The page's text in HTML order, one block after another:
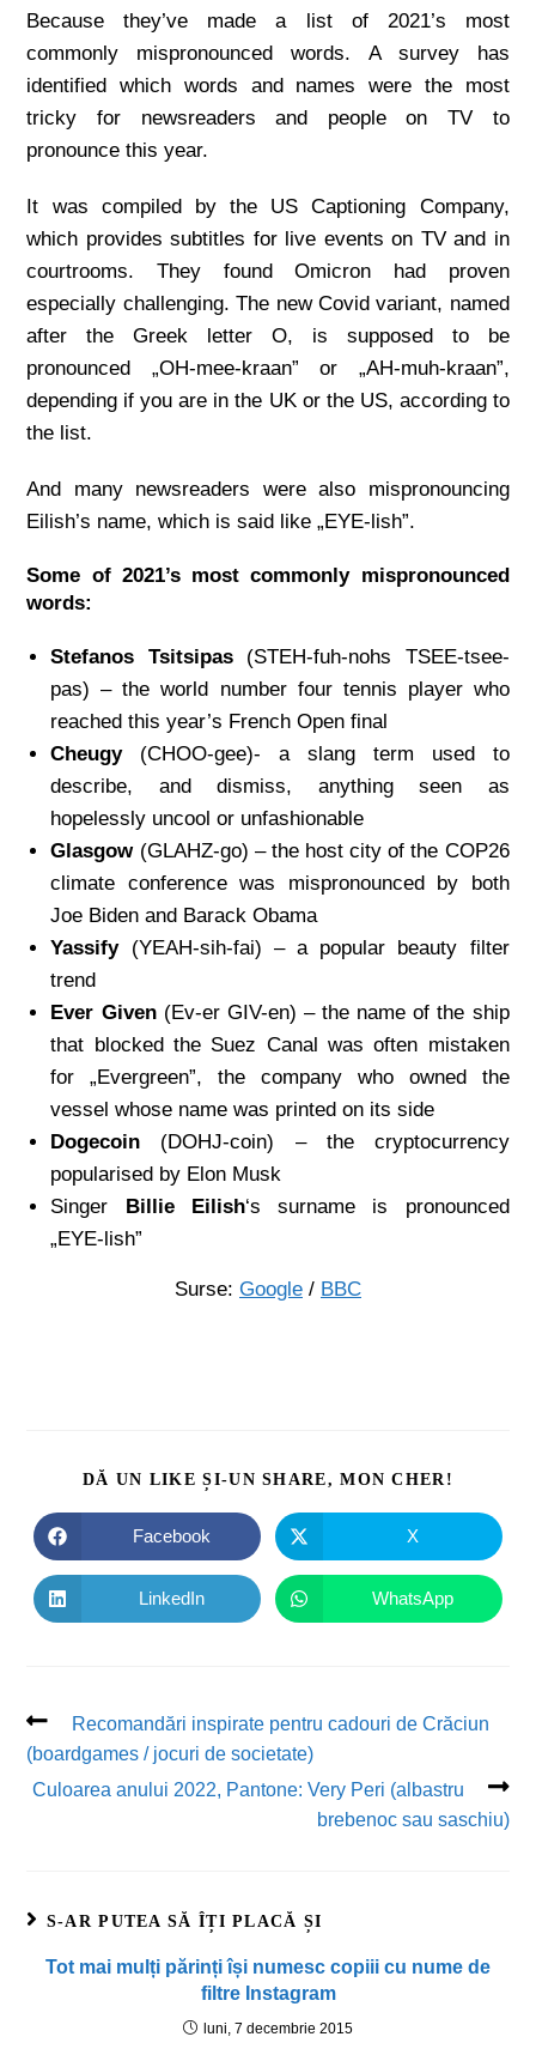
Because they’ve made a list of 2021’s most
commonly mispronounced words. A survey has
identified which words and names were the most
tricky for newsreaders and people on TV to
pronounce this year.
It was compiled by the US Captioning Company,
which provides subtitles for live events on TV and in
courtrooms. They found Omicron had proven
especially challenging. The new Covid variant, named
after the Greek letter O, is supposed to be
pronounced „OH-mee-kraan” or „AH-muh-kraan”,
depending if you are in the UK or the US, according to
the list.
And many newsreaders were also mispronouncing
Eilish’s name, which is said like „EYE-lish”.
Some of 2021’s most commonly mispronounced
words:
Stefanos Tsitsipas(STEH-fuh-nohs TSEE-tsee-
pas) – the world number four tennis player who
reached this year’s French Open final
Cheugy (CHOO-gee)- a slang term used to
describe, and dismiss, anything seen as
hopelessly uncool or unfashionable
Glasgow (GLAHZ-go) – the host city of the COP26
climate conference was mispronounced by both
Joe Biden and Barack Obama
Yassify (YEAH-sih-fai) – a popular beauty filter
trend
Ever Given(Ev-er GIV-en) – the name of the ship
that blocked the Suez Canal was often mistaken
for „Evergreen”, the company who owned the
vessel whose name was printed on its side
Dogecoin (DOHJ-coin) – the cryptocurrency
popularised by Elon Musk
Singer Billie Eilish‘s surname is pronounced
„EYE-lish”
Surse: Google / BBC
DĂ UN LIKE ȘI-UN SHARE, MON CHER!
Facebook X
LinkedIn WhatsApp
Recomandări inspirate pentru cadouri de Crăciun
(boardgames / jocuri de societate)
Culoarea anului 2022, Pantone: Very Peri (albastru
brebenoc sau saschiu)
S-AR PUTEA SĂ ÎȚI PLACĂ ȘI
Tot mai mulți părinți își numesc copiii cu nume de
filtre Instagram
luni, 7 decembrie 2015